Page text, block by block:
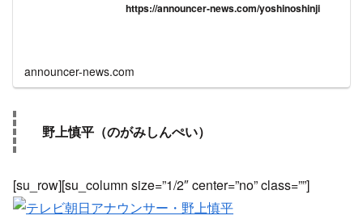
https://announcer-news.com/yoshinoshinji
announcer-news.com
野上慎平（のがみしんぺい）
[su_row][su_column size=”1/2″ center=”no” class=””]